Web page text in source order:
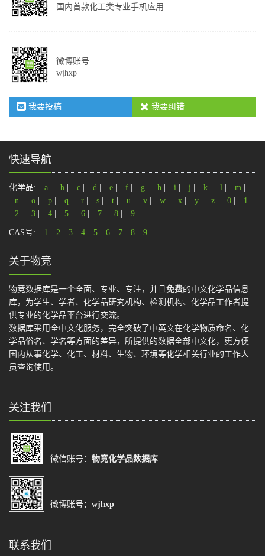
国内首款化工类专业手机应用
微博账号
wjhxp
我要投稿 我要纠错
快速导航
化学品: a b c d e f g h i j k l m
n
o p q r s t u v w x y z 0 1
2
3 4 5 6 7 8 9
CAS号: 1 2 3 4 5 6 7 8 9
关于物竞
物竞数据库是一个全面、专业、专注，并且 免费的中文化学品信息
库，为学生、学者、化学品研究机构、检测机构、化学品工作者提
供专业的化学品平台进行交流。
数据库采用全中文化服务，完全突破了中英文在化学物质命名、化
学品俗名、学名等方面的差异，所提供的数据全部中文化，更方便
国内从事化学、化工、材料、生物、环境等化学相关行业的工作人
员查询使用。
关注我们
微信账号： 物竞化学品数据库
微博账号： wjhxp
联系我们